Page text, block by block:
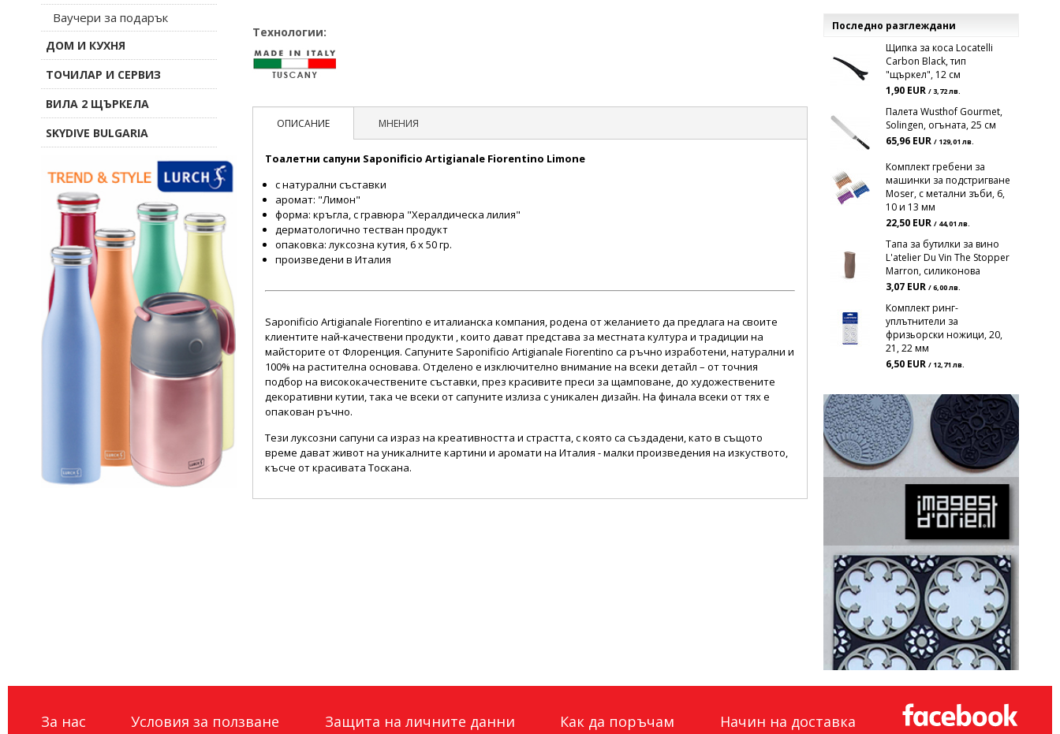
Технологии:
ОПИСАНИЕ МНЕНИЯ
Тоалетни сапуни Saponificio Artigianale Fiorentino Limone
с натурални съставки
аромат: "Лимон"
форма: кръгла, с гравюра "Хералдическа лилия"
дерматологично тестван продукт
опаковка: луксозна кутия, 6 х 50 гр.
произведени в Италия
Saponificio Artigianale Fiorentino е италианска компания, родена от желанието да предлага на своите
клиентите най-качествени продукти , които дават представа за местната култура и традиции на
майсторите от Флоренция. Сапуните Saponificio Artigianale Fiorentino са ръчно изработени, натурални и
100% на растителна основава. Отделено е изключително внимание на всеки детайл – от точния
подбор на висококачествените съставки, през красивите преси за щамповане, до художествените
декоративни кутии, така че всеки от сапуните излиза с уникален дизайн. На финала всеки от тях е
опакован ръчно.
Тези луксозни сапуни са израз на креативността и страстта, с която са създадени, като в същото
време дават живот на уникалните картини и аромати на Италия - малки произведения на изкуството,
късче от красивата Тоскана.
Ваучери за подарък
ДОМ И КУХНЯ
ТОЧИЛАР И СЕРВИЗ
ВИЛА 2 ЩЪРКЕЛА
SKYDIVE BULGARIA
Последно разглеждани
Щипка за коса Locatelli
Carbon Black, тип
"щъркел", 12 см
1,90 EUR / 3,72 лв.
Палета Wusthof Gourmet,
Solingen, огъната, 25 см
65,96 EUR / 129,01 лв.
Комплект гребени за
машинки за подстригване
Moser, с метални зъби, 6,
10 и 13 мм
22,50 EUR / 44,01 лв.
Тапа за бутилки за вино
L'atelier Du Vin The Stopper
Marron, силиконова
3,07 EUR / 6,00 лв.
Комплект ринг-
уплътнители за
фризьорски ножици, 20,
21, 22 мм
6,50 EUR / 12,71 лв.
За нас Условия за ползване Защита на личните данни Как да поръчам Начин на доставка